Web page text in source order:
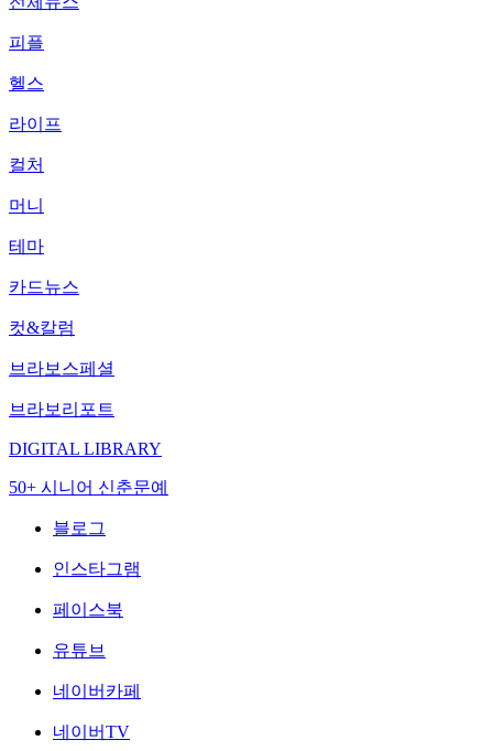
피플
헬스
라이프
컬처
머니
테마
카드뉴스
컷&칼럼
브라보스페셜
브라보리포트
DIGITAL LIBRARY
50+ 시니어 신춘문예
블로그
인스타그램
페이스북
유튜브
네이버카페
네이버TV